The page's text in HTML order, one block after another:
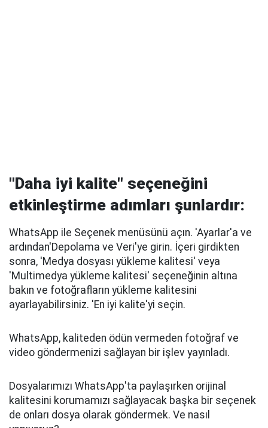
"Daha iyi kalite" seçeneğini
etkinleştirme adımları şunlardır:
WhatsApp ile Seçenek menüsünü açın. 'Ayarlar'a ve
ardından'Depolama ve Veri'ye girin. İçeri girdikten
sonra, 'Medya dosyası yükleme kalitesi' veya
'Multimedya yükleme kalitesi' seçeneğinin altına
bakın ve fotoğrafların yükleme kalitesini
ayarlayabilirsiniz. 'En iyi kalite'yi seçin.
WhatsApp, kaliteden ödün vermeden fotoğraf ve
video göndermenizi sağlayan bir işlev yayınladı.
Dosyalarımızı WhatsApp'ta paylaşırken orijinal
kalitesini korumamızı sağlayacak başka bir seçenek
de onları dosya olarak göndermek. Ve nasıl